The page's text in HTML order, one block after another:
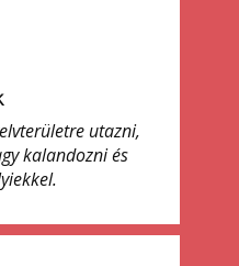
utazni,
kalandozni és